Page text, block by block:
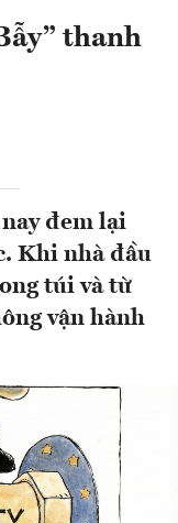
thanh
đem lại
Khi nhà đầu
túi và từ
vận hành